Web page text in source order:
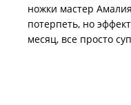
ножки мастер
потерпеть, но
месяц, все просто